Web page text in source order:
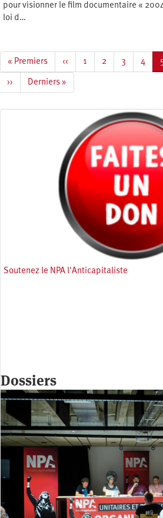
pour visionner le film documentaire «
loi d…
Première
page
« Premiers
Page
précédente
‹‹ Page
1 Page
2 Page
3 Page
4
Page
suivante
››
Dernière
page
Derniers »
Soutenez le NPA l'Anticapitaliste
Dossiers